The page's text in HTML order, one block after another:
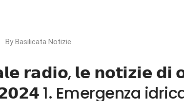
By Basilicata Notizie
𝗿𝗮𝗱𝗶𝗼, 𝗹𝗲 𝗻𝗼𝘁𝗶𝘇𝗶𝗲 𝗱𝗶
1. Emergenza